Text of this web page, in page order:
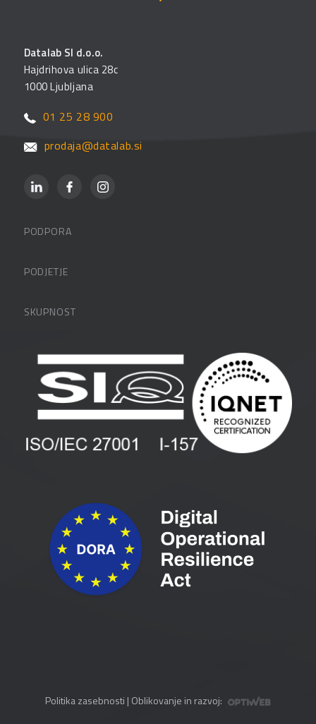
Datalab SI d.o.o.
Hajdrihova ulica 28c
1000 Ljubljana
01 25 28 900
prodaja@datalab.si
PODPORA
FAQ – pogosta vprašanja
PODJETJE
Zaposlitev
Vlagatelji
Pogoji in pogodbe
SKUPNOST
Blog
Spletni seminarji
Politika zasebnosti | Oblikovanje in razvoj: